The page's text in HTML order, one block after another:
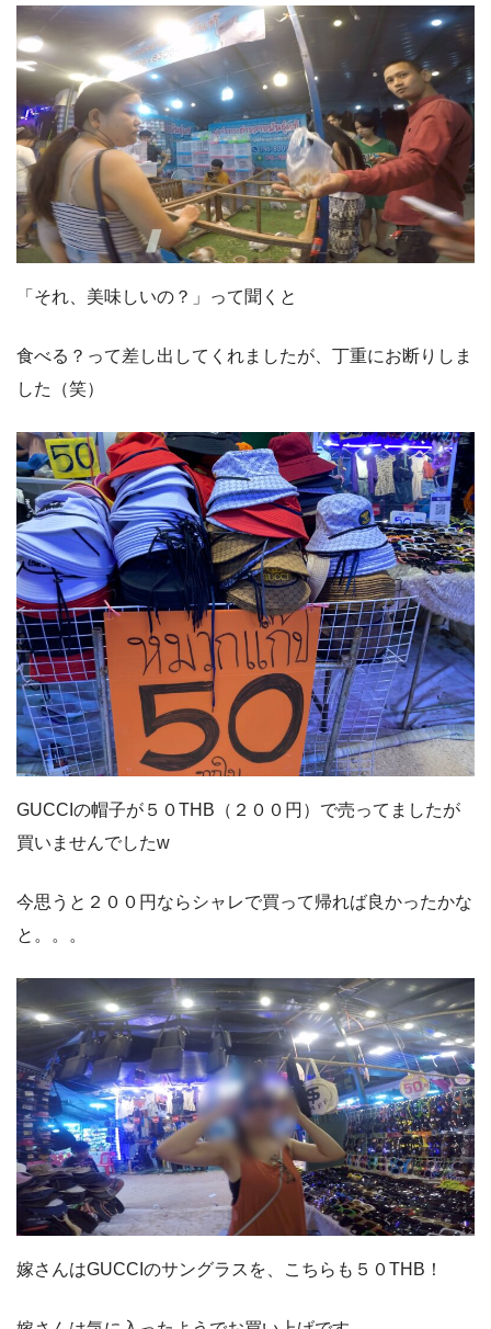
「それ、美味しいの？」って聞くと
食べる？って差し出してくれましたが、丁重にお断りしま
した（笑）
GUCCIの帽子が５０THB（２００円）で売ってましたが
買いませんでしたw
今思うと２００円ならシャレで買って帰れば良かったかな
と。。。
嫁さんはGUCCIのサングラスを、こちらも５０THB！